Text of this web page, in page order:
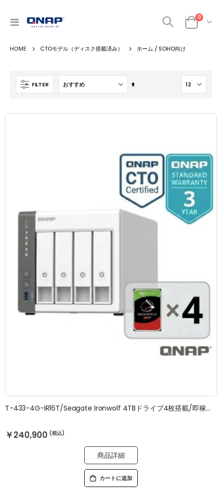
ナ
呼
カート
0商品
CTOモデル（ディスク搭載済み） ホーム / SOHO向け
FILTER
降
T-433-4G-IR16T/Seagate Ironwolf 4TBドライブ4枚搭載/即稼働OK/3年無料修理保証
￥240,900
商品詳細
カートに追加